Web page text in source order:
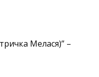
Мелася)” –